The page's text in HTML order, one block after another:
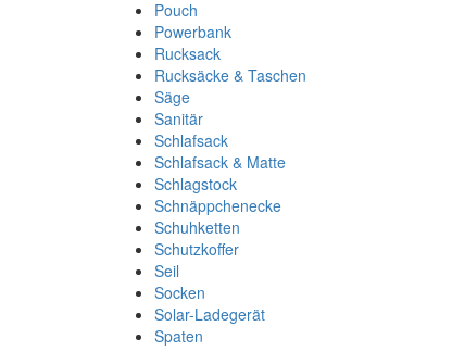
Pouch
Powerbank
Rucksack
Rucksäcke & Taschen
Säge
Sanitär
Schlafsack
Schlafsack & Matte
Schlagstock
Schnäppchenecke
Schuhketten
Schutzkoffer
Seil
Socken
Solar-Ladegerät
Spaten